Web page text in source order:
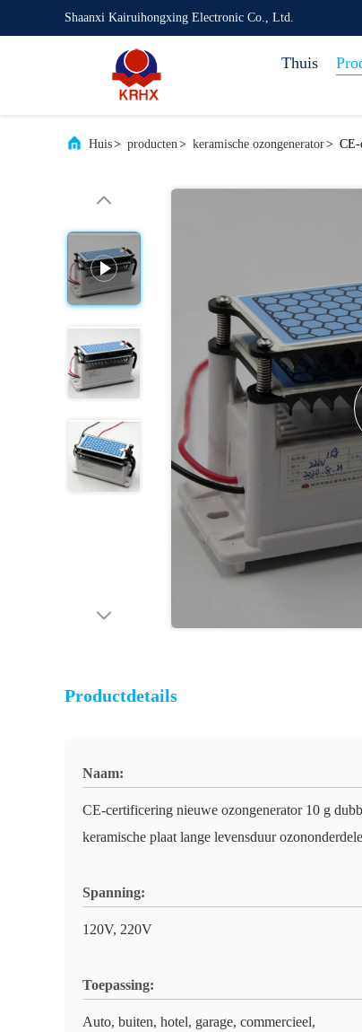
Shaanxi Kairuihongxing Electronic Co., Ltd.
Thuis
Huis> producten> keramische ozongenerator> CE-
Productdetails
Naam:
CE-certificering nieuwe ozongenerator 10 g
keramische plaat lange levensduur
Spanning:
120V, 220V
Toepassing:
Auto, buiten, hotel, garage, commercieel,